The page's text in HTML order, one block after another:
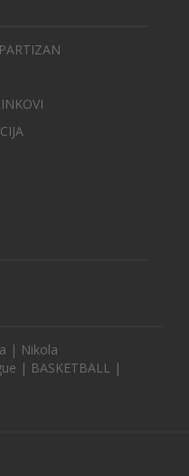
| Nikola
| BASKETBALL |